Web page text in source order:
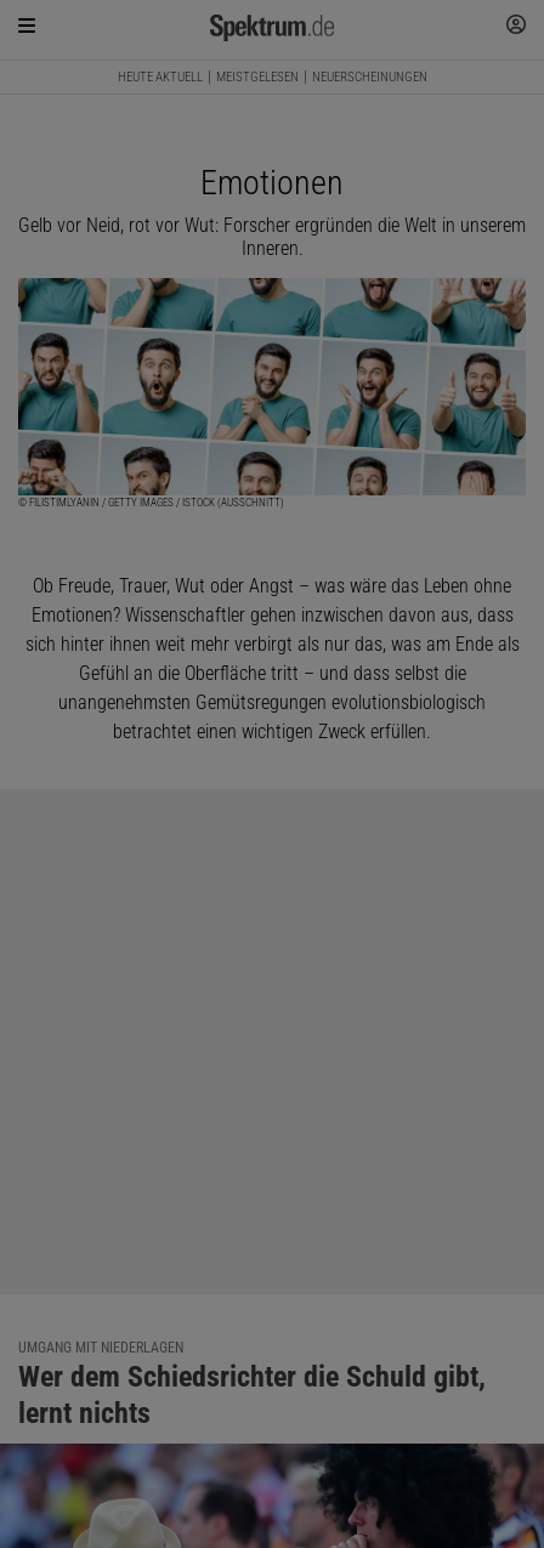
HEUTE AKTUELL MEISTGELESEN NEUERSCHEINUNGEN
Emotionen
Gelb vor Neid, rot vor Wut: Forscher ergründen die Welt in unserem
Inneren.
© FILISTIMLYANIN / GETTY IMAGES / ISTOCK (AUSSCHNITT)
Ob Freude, Trauer, Wut oder Angst – was wäre das Leben ohne
Emotionen? Wissenschaftler gehen inzwischen davon aus, dass
sich hinter ihnen weit mehr verbirgt als nur das, was am Ende als
Gefühl an die Oberfläche tritt – und dass selbst die
unangenehmsten Gemütsregungen evolutionsbiologisch
betrachtet einen wichtigen Zweck erfüllen.
UMGANG MIT NIEDERLAGEN
Wer dem Schiedsrichter die Schuld gibt,
lernt nichts